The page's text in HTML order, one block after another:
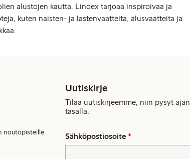
alustojen kautta. Lindex tarjoaa inspiroivaa ja
kuten naisten- ja lastenvaatteita, alusvaatteita ja
noutopisteille
Uutiskirje
Tilaa uutiskirjeemme, niin pysyt ajan
tasalla.
Sähköpostiosoite *